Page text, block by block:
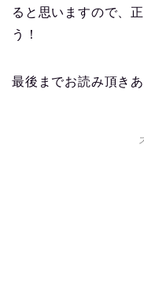
ると思いますので、
う！
最後までお読み頂き